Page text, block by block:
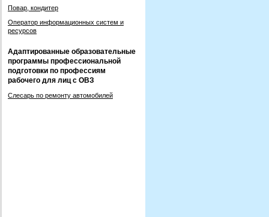
Повар, кондитер
Оператор информационных систем и
ресурсов
Адаптированные образовательные
программы профессиональной
подготовки по профессиям
рабочего для лиц с ОВЗ
Слесарь по ремонту автомобилей